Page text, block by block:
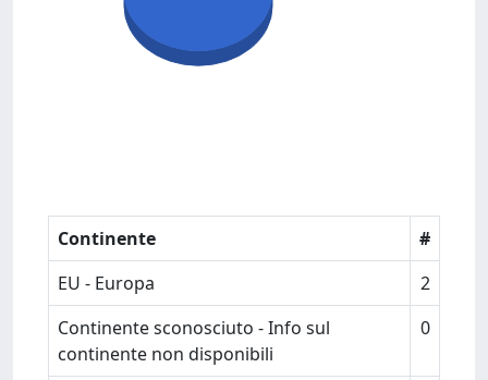
Continente
#
EU - Europa
2
Continente sconosciuto - Info sul
continente non disponibili
0